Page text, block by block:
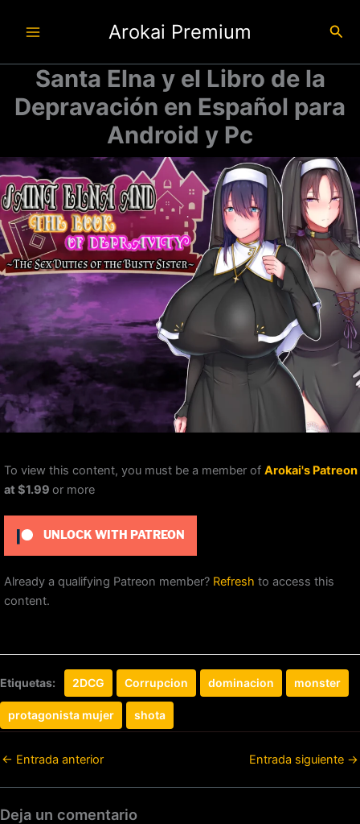
Arokai Premium
Santa Elna y el Libro de la
Depravación en Español para
Android y Pc
To view this content, you must be a member of Arokai's Patreon
at $1.99 or more
UNLOCK WITH PATREON
Already a qualifying Patreon member? Refresh to access this
content.
Etiquetas: 2DCG Corrupcion dominacion monster
protagonista mujer shota
← Entrada anterior Entrada siguiente →
Deja un comentario